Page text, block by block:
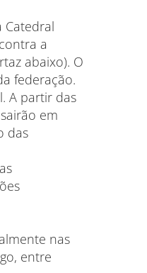
Catedral
a
abaixo). O
federação.
A partir das
em
das
nas
entre